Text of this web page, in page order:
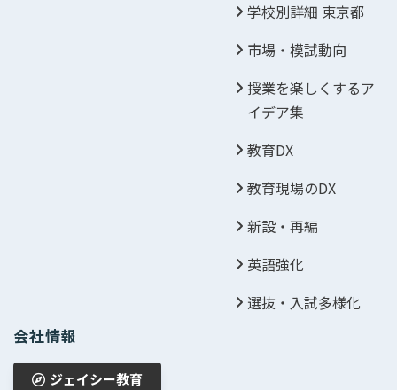
学校別詳細 東京都
市場・模試動向
授業を楽しくするア
イデア集
教育DX
教育現場のDX
新設・再編
英語強化
選抜・入試多様化
会社情報
ジェイシー教育